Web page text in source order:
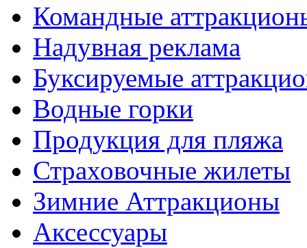
Командные
Надувная реклама
Буксируемые
Водные горки
Продукция для пляжа
Страховочные жилеты
Зимние Аттракционы
Аксессуары